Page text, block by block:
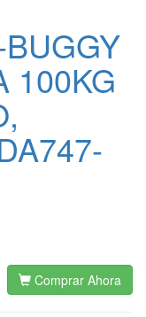
100KG
Comprar Ahora